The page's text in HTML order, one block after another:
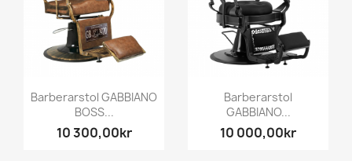
Barberarstol GABBIANO
BOSS...
10 300,00kr
Barberarstol
GABBIANO...
10 000,00kr